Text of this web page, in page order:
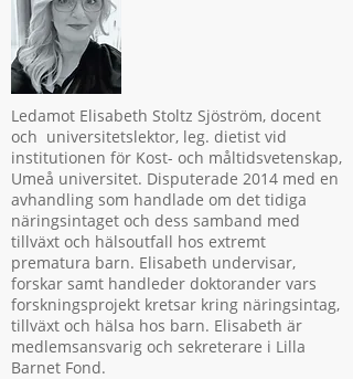
Ledamot Elisabeth Stoltz Sjöström, docent
och universitetslektor, leg. dietist vid
institutionen för Kost- och måltidsvetenskap,
Umeå universitet. Disputerade 2014 med en
avhandling som handlade om det tidiga
näringsintaget och dess samband med
tillväxt och hälsoutfall hos extremt
prematura barn. Elisabeth undervisar,
forskar samt handleder doktorander vars
forskningsprojekt kretsar kring näringsintag,
tillväxt och hälsa hos barn. Elisabeth är
medlemsansvarig och sekreterare i Lilla
Barnet Fond.